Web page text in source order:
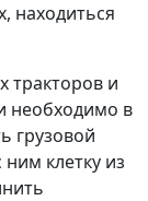
находиться
тракторов и
необходимо в
грузовой
клетку из